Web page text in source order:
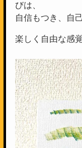
びは、
自信もつき、自
楽しく自由な感